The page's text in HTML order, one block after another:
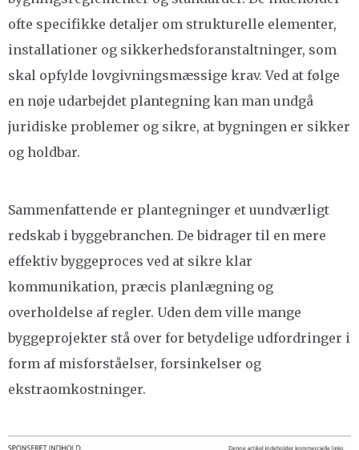
ofte specifikke detaljer om strukturelle elementer,
installationer og sikkerhedsforanstaltninger, som
skal opfylde lovgivningsmæssige krav. Ved at følge
en nøje udarbejdet plantegning kan man undgå
juridiske problemer og sikre, at bygningen er sikker
og holdbar.
Sammenfattende er plantegninger et uundværligt
redskab i byggebranchen. De bidrager til en mere
effektiv byggeproces ved at sikre klar
kommunikation, præcis planlægning og
overholdelse af regler. Uden dem ville mange
byggeprojekter stå over for betydelige udfordringer i
form af misforståelser, forsinkelser og
ekstraomkostninger.